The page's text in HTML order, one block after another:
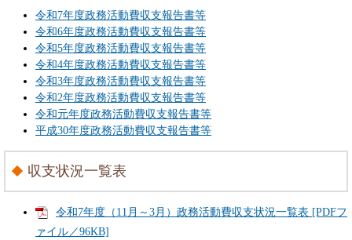
令和7年度政務活動費収支報告書等
令和6年度政務活動費収支報告書等
令和5年度政務活動費収支報告書等
令和4年度政務活動費収支報告書等
令和3年度政務活動費収支報告書等
令和2年度政務活動費収支報告書等
令和元年度政務活動費収支報告書等
平成30年度政務活動費収支報告書等
収支状況一覧表
令和7年度（11月～3月）政務活動費収支状況一覧表 [PDFフ
ァイル／96KB]